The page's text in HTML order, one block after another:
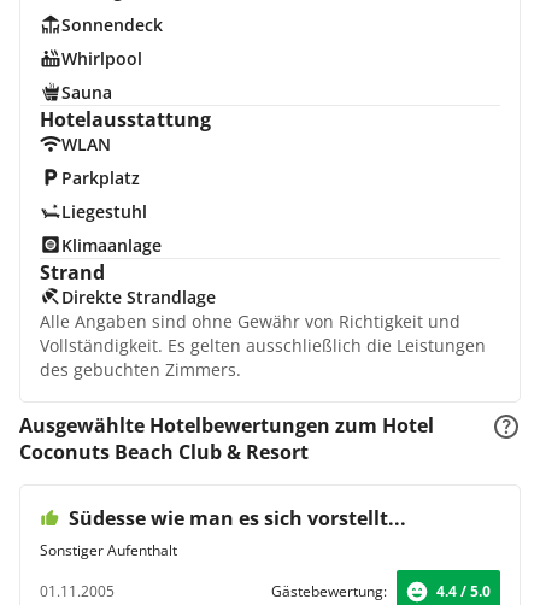
Sonnendeck
Whirlpool
Sauna
Hotelausstattung
WLAN
Parkplatz
Liegestuhl
Klimaanlage
Strand
Direkte Strandlage
Alle Angaben sind ohne Gewähr von Richtigkeit und
Vollständigkeit. Es gelten ausschließlich die Leistungen
des gebuchten Zimmers.
Ausgewählte Hotelbewertungen zum Hotel
Coconuts Beach Club & Resort
Südesse wie man es sich vorstellt...
Sonstiger Aufenthalt
01.11.2005
Gästebewertung: 4.4 / 5.0